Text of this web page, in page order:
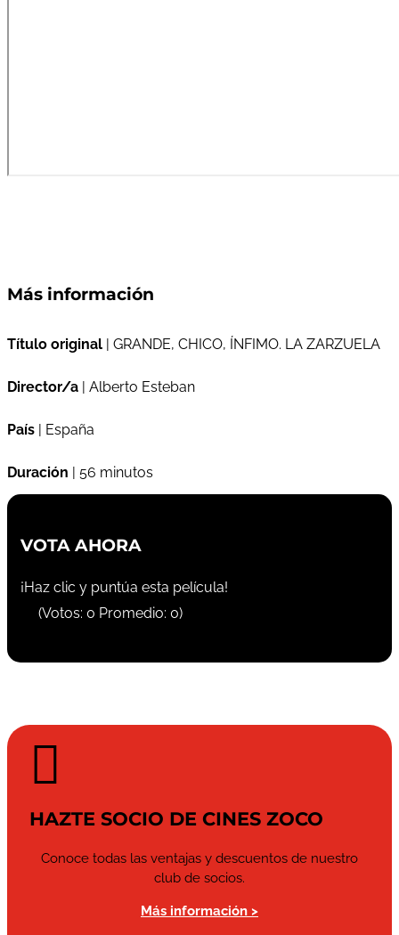
Más información
Título original | GRANDE, CHICO, ÍNFIMO. LA ZARZUELA
Director/a | Alberto Esteban
País | España
Duración | 56 minutos
VOTA AHORA
¡Haz clic y puntúa esta película!
(Votos: 0 Promedio: 0)

HAZTE SOCIO DE CINES ZOCO
Conoce todas las ventajas y descuentos de nuestro
club de socios.
Más información >